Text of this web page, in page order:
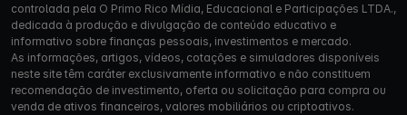
controlada pela O Primo Rico Mídia, Educacional e Participações LTDA.,
dedicada à produção e divulgação de conteúdo educativo e
informativo sobre finanças pessoais, investimentos e mercado.
As informações, artigos, vídeos, cotações e simuladores disponíveis
neste site têm caráter exclusivamente informativo e não constituem
recomendação de investimento, oferta ou solicitação para compra ou
venda de ativos financeiros, valores mobiliários ou criptoativos.